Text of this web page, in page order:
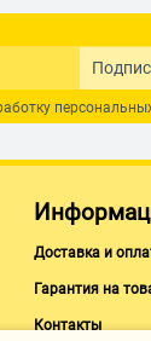
Галина Г. 2
30.11.2020, 11:38
Простой,
Удалил
раз в день
товар нужен
Artiom A. 2
Доставка и
Гарантия на
Контакты